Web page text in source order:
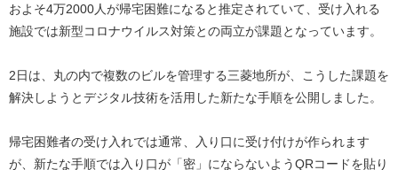
およそ4万2000人が帰宅困難になると推定されていて、受け入れる
施設では新型コロナウイルス対策との両立が課題となっています。
2日は、丸の内で複数のビルを管理する三菱地所が、こうした課題を
解決しようとデジタル技術を活用した新たな手順を公開しました。
帰宅困難者の受け入れでは通常、入り口に受け付けが作られます
が、新たな手順では入り口が「密」にならないようQRコードを貼り